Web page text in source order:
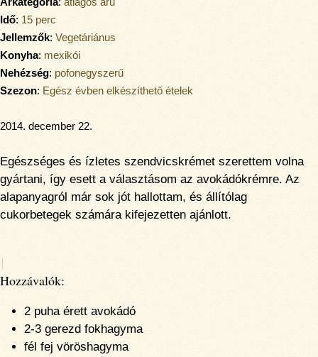
Idő: 15 perc
Jellemzők: Vegetáriánus
Konyha: mexikói
Nehézség: pofonegyszerű
Szezon: Egész évben elkészíthető ételek
2014. december 22.
Egészséges és ízletes szendvicskrémet szerettem volna
gyártani, így esett a választásom az avokádókrémre. Az
alapanyagról már sok jót hallottam, és állítólag
cukorbetegek számára kifejezetten ajánlott.
Hozzávalók:
2 puha érett avokádó
2-3 gerezd fokhagyma
fél fej vöröshagyma